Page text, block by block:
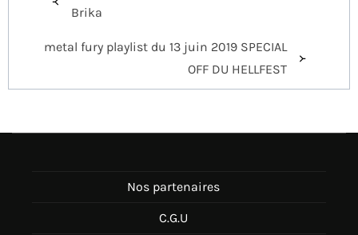
Brika
metal fury playlist du 13 juin 2019 SPECIAL
OFF DU HELLFEST
Nos partenaires
C.G.U